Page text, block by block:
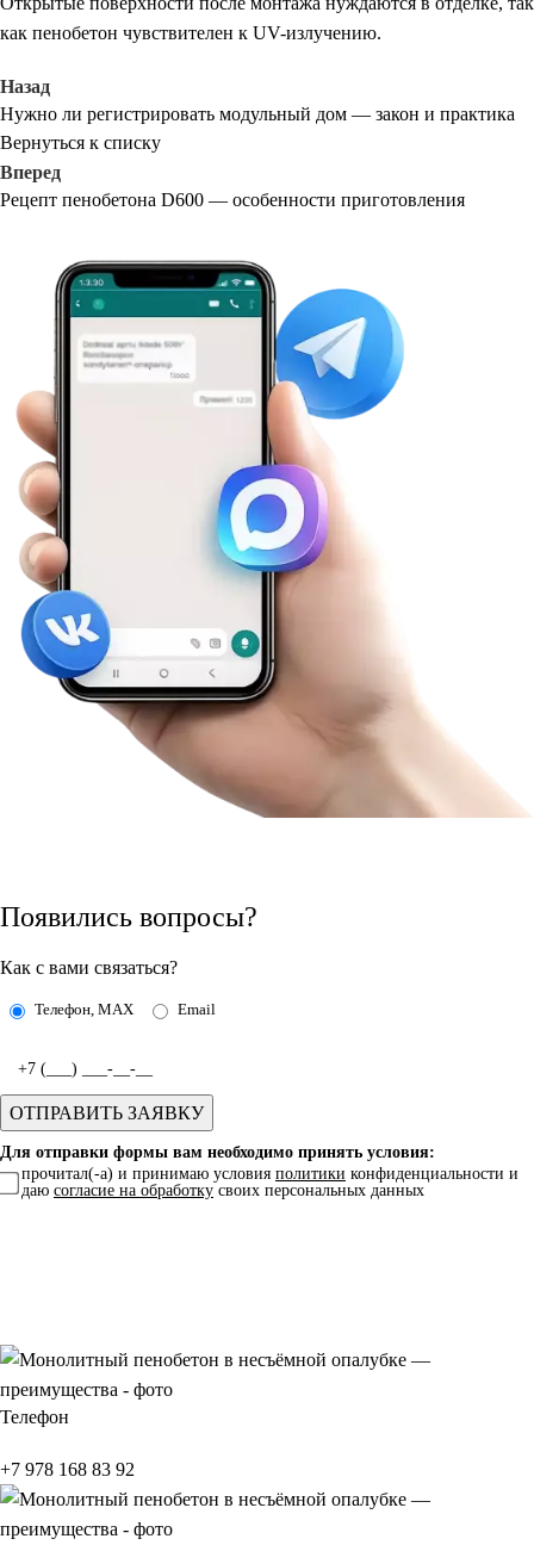
как пенобетон чувствителен к UV-излучению.
Назад
Нужно ли регистрировать модульный дом — закон и практика
Вернуться к списку
Вперед
Рецепт пенобетона D600 — особенности приготовления
Появились вопросы?
Как с вами связаться?
Телефон, MAX Email
Для отправки формы вам необходимо принять условия:
прочитал(-а) и принимаю условия политики конфиденциальности и
даю согласие на обработку своих персональных данных
Телефон
+7 978 168 83 92